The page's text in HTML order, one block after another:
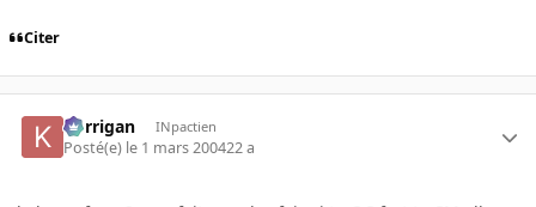
Citer
korrigan INpactien
Posté(e) le 1 mars 200422 a